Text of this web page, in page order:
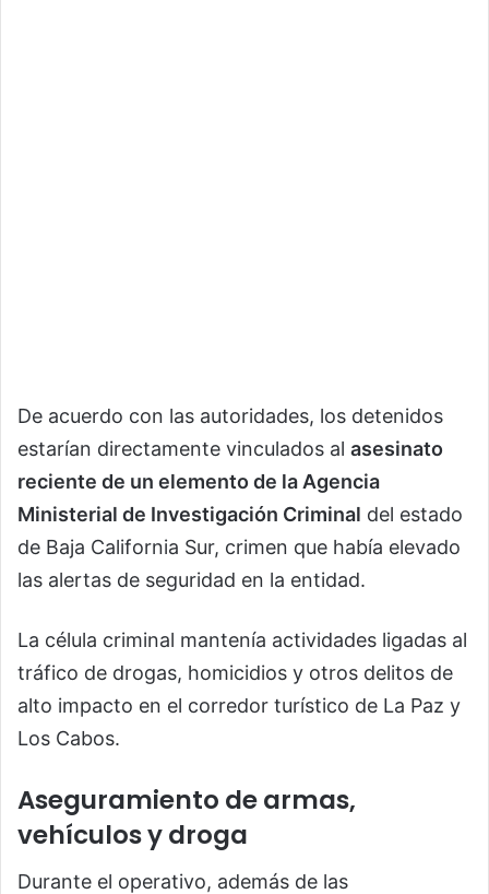
De acuerdo con las autoridades, los detenidos
estarían directamente vinculados al asesinato
reciente de un elemento de la Agencia
Ministerial de Investigación Criminal del estado
de Baja California Sur, crimen que había elevado
las alertas de seguridad en la entidad.
La célula criminal mantenía actividades ligadas al
tráfico de drogas, homicidios y otros delitos de
alto impacto en el corredor turístico de La Paz y
Los Cabos.
Aseguramiento de armas,
vehículos y droga
Durante el operativo, además de las